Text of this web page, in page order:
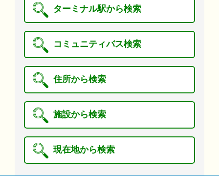
ターミナル駅から検索
コミュニティバス検索
住所から検索
施設から検索
現在地から検索